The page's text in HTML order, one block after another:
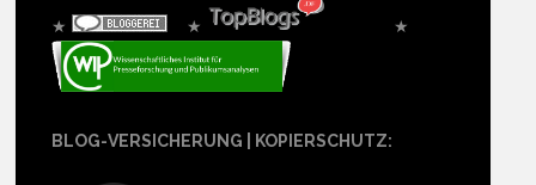
★ ★ ★
BLOG-VERSICHERUNG | KOPIERSCHUTZ: